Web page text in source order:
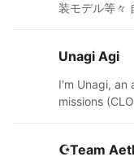
装モデル等々
BOOTHでも
Unagi Agi
I'm Unagi, an
missions
☪Team